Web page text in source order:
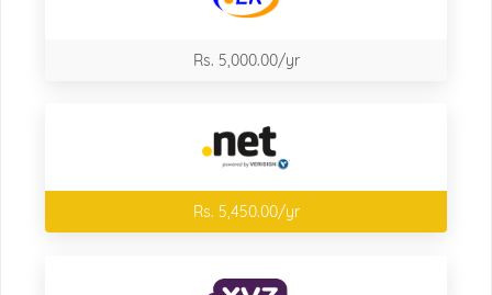
Rs. 5,000.00/yr
Rs. 5,450.00/yr